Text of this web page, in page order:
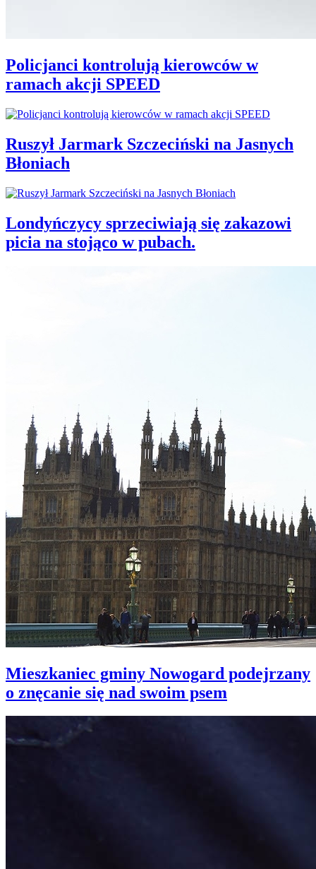
Policjanci kontrolują kierowców w
ramach akcji SPEED
Ruszył Jarmark Szczeciński na Jasnych
Błoniach
Londyńczycy sprzeciwiają się zakazowi
picia na stojąco w pubach.
Mieszkaniec gminy Nowogard podejrzany
o znęcanie się nad swoim psem